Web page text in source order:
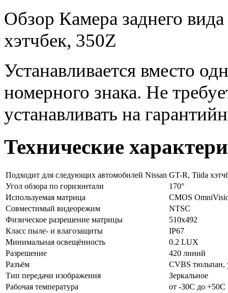
Обзор Камера заднего
хэтчбек, 350Z
Устанавливается вместо
номерного знака. Не
устанавливать на
Технические
Подходит для следующих автомобилей Nissan GT-R, Tiida
Угол обзора по горизонтали
170°
Используемая матрица
CMOS
Совместимый видеорежим
NTSC
Физическое разрешение матрицы
510х492
Класс пыле- и влагозащиты
IP67
Минимальная освещённость
0.2 LUX
Разрешение
420 линий
Разъём
CVBS тюльпан,
Тип передачи изображения
Зеркальное
Рабочая температура
от -30C до +50C